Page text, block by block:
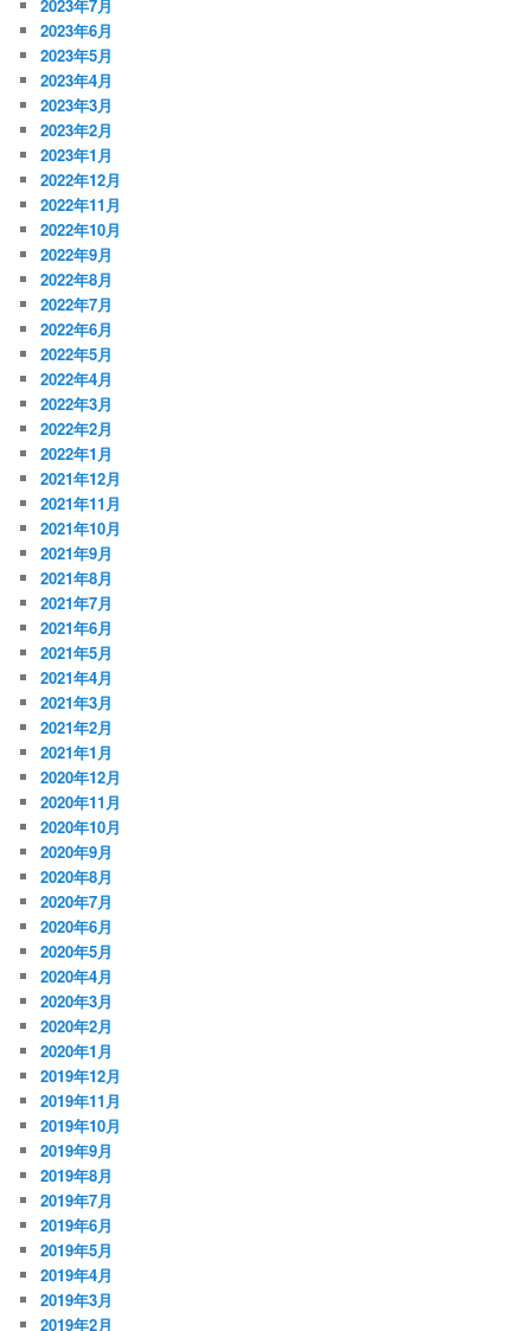
2023年7月
2023年6月
2023年5月
2023年4月
2023年3月
2023年2月
2023年1月
2022年12月
2022年11月
2022年10月
2022年9月
2022年8月
2022年7月
2022年6月
2022年5月
2022年4月
2022年3月
2022年2月
2022年1月
2021年12月
2021年11月
2021年10月
2021年9月
2021年8月
2021年7月
2021年6月
2021年5月
2021年4月
2021年3月
2021年2月
2021年1月
2020年12月
2020年11月
2020年10月
2020年9月
2020年8月
2020年7月
2020年6月
2020年5月
2020年4月
2020年3月
2020年2月
2020年1月
2019年12月
2019年11月
2019年10月
2019年9月
2019年8月
2019年7月
2019年6月
2019年5月
2019年4月
2019年3月
2019年2月